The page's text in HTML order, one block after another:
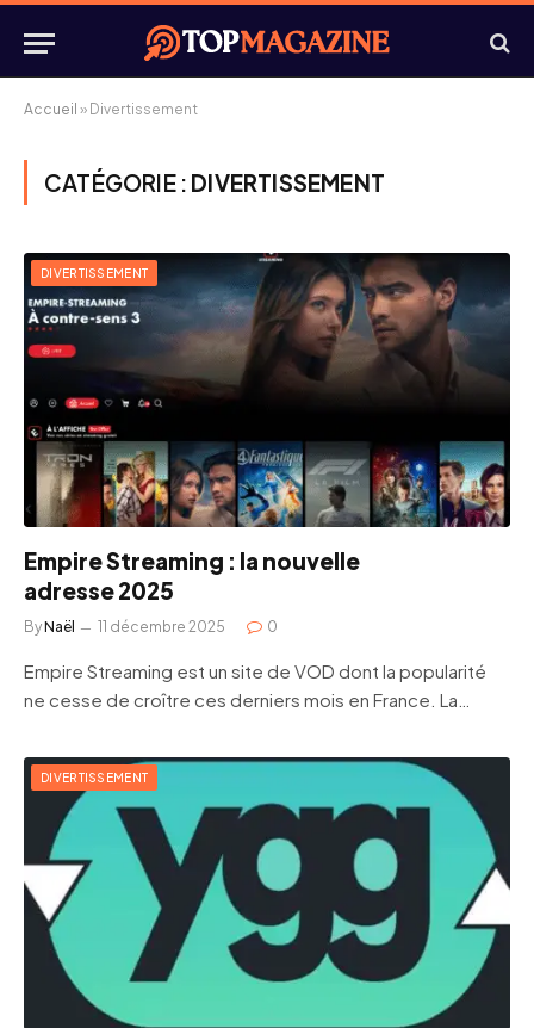
Accueil » Divertissement
CATÉGORIE : DIVERTISSEMENT
DIVERTISSEMENT
Empire Streaming : la nouvelle
adresse 2025
ByNaël 11 décembre 2025 0
Empire Streaming est un site de VOD dont la popularité
ne cesse de croître ces derniers mois en France. La…
DIVERTISSEMENT